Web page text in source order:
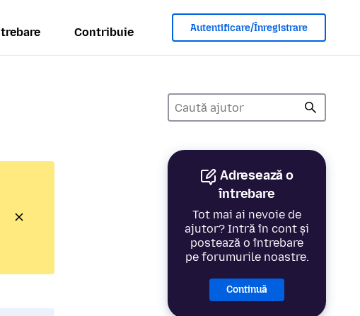
Contribuie Autentificare/Înregistrare
Adresează o
întrebare
Tot mai ai nevoie de
ajutor? Intră în cont și
postează o întrebare
pe forumurile noastre.
Continuă